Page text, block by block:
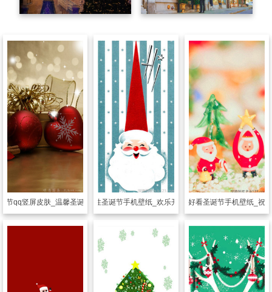
节qq竖屏皮肤_温馨圣诞节陪最爱的人
透明皮肤 个性圣诞节手机壁纸_欢乐开心的圣诞节
透明皮肤唯美好看圣诞节手机壁纸_祝